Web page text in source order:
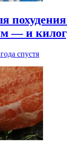
— и
спустя